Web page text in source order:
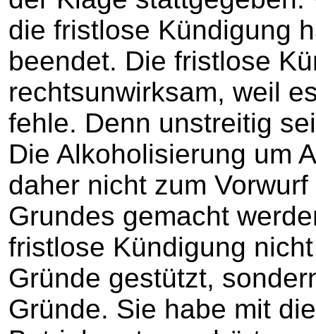
die fristlose Kündigung
beendet. Die fristlose
rechtsunwirksam, weil
fehle. Denn unstreitig
Die Alkoholisierung um
daher nicht zum
Grundes gemacht
fristlose Kündigung
Gründe gestützt,
Gründe. Sie habe mit